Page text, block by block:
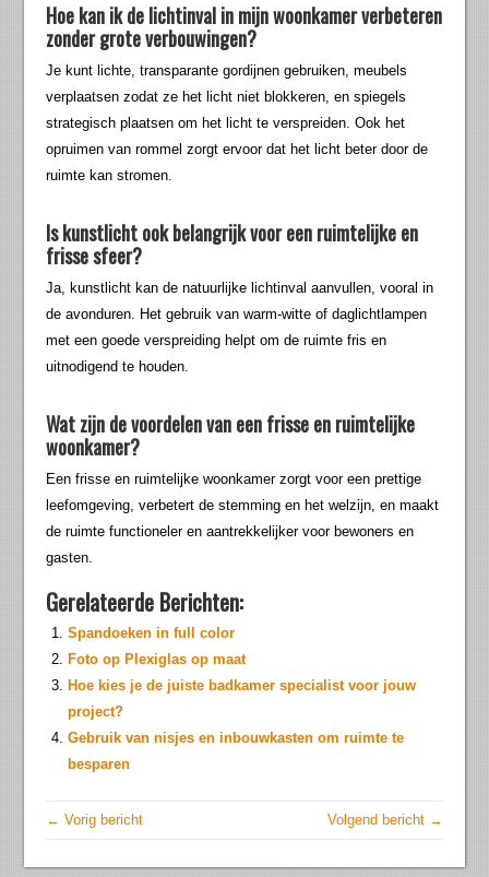
Hoe kan ik de lichtinval in mijn woonkamer verbeteren
zonder grote verbouwingen?
Je kunt lichte, transparante gordijnen gebruiken, meubels
verplaatsen zodat ze het licht niet blokkeren, en spiegels
strategisch plaatsen om het licht te verspreiden. Ook het
opruimen van rommel zorgt ervoor dat het licht beter door de
ruimte kan stromen.
Is kunstlicht ook belangrijk voor een ruimtelijke en
frisse sfeer?
Ja, kunstlicht kan de natuurlijke lichtinval aanvullen, vooral in
de avonduren. Het gebruik van warm-witte of daglichtlampen
met een goede verspreiding helpt om de ruimte fris en
uitnodigend te houden.
Wat zijn de voordelen van een frisse en ruimtelijke
woonkamer?
Een frisse en ruimtelijke woonkamer zorgt voor een prettige
leefomgeving, verbetert de stemming en het welzijn, en maakt
de ruimte functioneler en aantrekkelijker voor bewoners en
gasten.
Gerelateerde Berichten:
Spandoeken in full color
Foto op Plexiglas op maat
Hoe kies je de juiste badkamer specialist voor jouw
project?
Gebruik van nisjes en inbouwkasten om ruimte te
besparen
← Vorig bericht Volgend bericht →